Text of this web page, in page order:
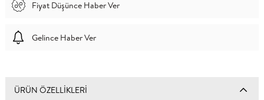
Fiyat Düşünce Haber Ver
Gelince Haber Ver
ÜRÜN ÖZELLIKLERI